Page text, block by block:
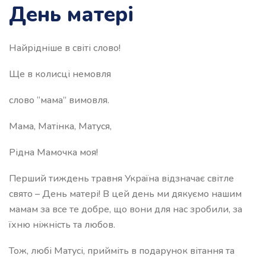
День матері
Найрідніше в світі слово!
Ще в колисці немовля
слово “мама” вимовля.
Мама, Матінка, Матуся,
Рідна Мамочка моя!
Перший тиждень травня Україна відзначає світле
свято – День матері! В цей день ми дякуємо нашим
мамам за все те добре, що вони для нас зробили, за
їхню ніжність та любов.
Тож, любі Матусі, прийміть в подарунок вітання та